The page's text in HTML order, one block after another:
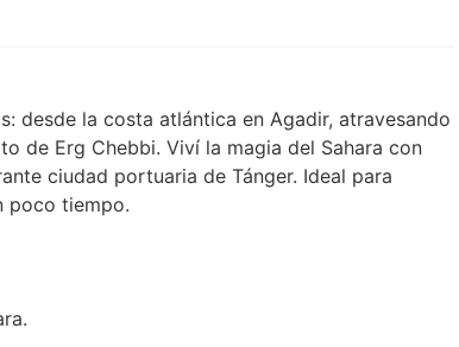
desde la costa atlántica en Agadir, atravesando
de Erg Chebbi. Viví la magia del Sahara con
ciudad portuaria de Tánger. Ideal para
poco tiempo.